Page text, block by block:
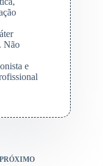
Não
e
PRÓXIMO